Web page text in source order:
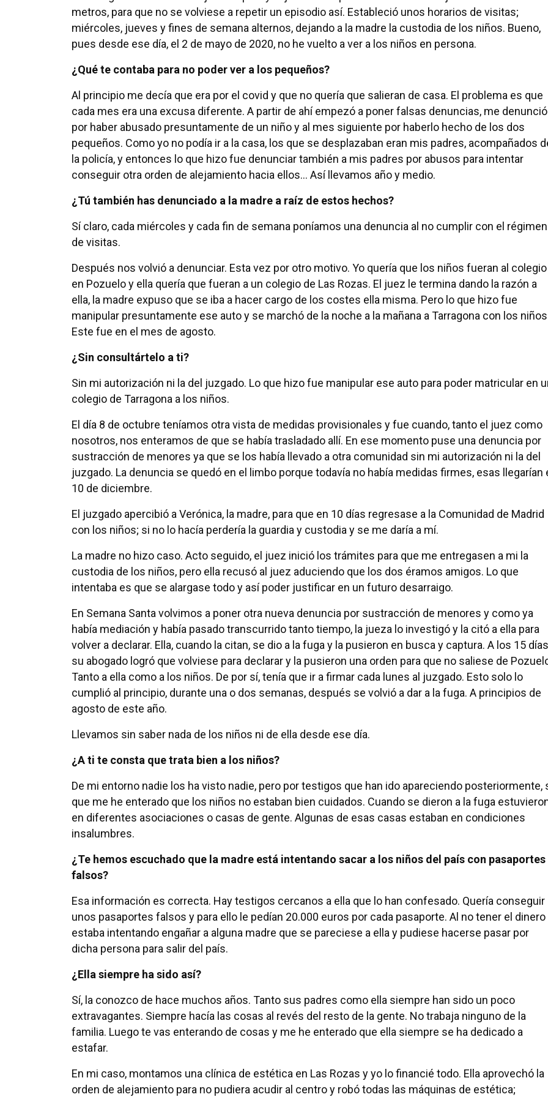
metros, para que no se volviese a repetir un episodio así. Estableció unos horarios de visitas;
miércoles, jueves y fines de semana alternos, dejando a la madre la custodia de los niños. Bueno,
pues desde ese día, el 2 de mayo de 2020, no he vuelto a ver a los niños en persona.
¿Qué te contaba para no poder ver a los pequeños?
Al principio me decía que era por el covid y que no quería que salieran de casa. El problema es que
cada mes era una excusa diferente. A partir de ahí empezó a poner falsas denuncias, me denunció
por haber abusado presuntamente de un niño y al mes siguiente por haberlo hecho de los dos
pequeños. Como yo no podía ir a la casa, los que se desplazaban eran mis padres, acompañados
la policía, y entonces lo que hizo fue denunciar también a mis padres por abusos para intentar
conseguir otra orden de alejamiento hacia ellos… Así llevamos año y medio.
¿Tú también has denunciado a la madre a raíz de estos hechos?
Sí claro, cada miércoles y cada fin de semana poníamos una denuncia al no cumplir con el régimen
de visitas.
Después nos volvió a denunciar. Esta vez por otro motivo. Yo quería que los niños fueran al colegio
en Pozuelo y ella quería que fueran a un colegio de Las Rozas. El juez le termina dando la razón a
ella, la madre expuso que se iba a hacer cargo de los costes ella misma. Pero lo que hizo fue
manipular presuntamente ese auto y se marchó de la noche a la mañana a Tarragona con los
Este fue en el mes de agosto.
¿Sin consultártelo a ti?
Sin mi autorización ni la del juzgado. Lo que hizo fue manipular ese auto para poder matricular en
colegio de Tarragona a los niños.
El día 8 de octubre teníamos otra vista de medidas provisionales y fue cuando, tanto el juez como
nosotros, nos enteramos de que se había trasladado allí. En ese momento puse una denuncia por
sustracción de menores ya que se los había llevado a otra comunidad sin mi autorización ni la del
juzgado. La denuncia se quedó en el limbo porque todavía no había medidas firmes, esas llegarían
10 de diciembre.
El juzgado apercibió a Verónica, la madre, para que en 10 días regresase a la Comunidad de Madrid
con los niños; si no lo hacía perdería la guardia y custodia y se me daría a mí.
La madre no hizo caso. Acto seguido, el juez inició los trámites para que me entregasen a mi la
custodia de los niños, pero ella recusó al juez aduciendo que los dos éramos amigos. Lo que
intentaba es que se alargase todo y así poder justificar en un futuro desarraigo.
En Semana Santa volvimos a poner otra nueva denuncia por sustracción de menores y como ya
había mediación y había pasado transcurrido tanto tiempo, la jueza lo investigó y la citó a ella para
volver a declarar. Ella, cuando la citan, se dio a la fuga y la pusieron en busca y captura. A los 15 días
su abogado logró que volviese para declarar y la pusieron una orden para que no saliese de
Tanto a ella como a los niños. De por sí, tenía que ir a firmar cada lunes al juzgado. Esto solo lo
cumplió al principio, durante una o dos semanas, después se volvió a dar a la fuga. A principios de
agosto de este año.
Llevamos sin saber nada de los niños ni de ella desde ese día.
¿A ti te consta que trata bien a los niños?
De mi entorno nadie los ha visto nadie, pero por testigos que han ido apareciendo posteriormente,
que me he enterado que los niños no estaban bien cuidados. Cuando se dieron a la fuga
en diferentes asociaciones o casas de gente. Algunas de esas casas estaban en condiciones
insalumbres.
¿Te hemos escuchado que la madre está intentando sacar a los niños del país con pasaportes
falsos?
Esa información es correcta. Hay testigos cercanos a ella que lo han confesado. Quería conseguir
unos pasaportes falsos y para ello le pedían 20.000 euros por cada pasaporte. Al no tener el dinero
estaba intentando engañar a alguna madre que se pareciese a ella y pudiese hacerse pasar por
dicha persona para salir del país.
¿Ella siempre ha sido así?
Sí, la conozco de hace muchos años. Tanto sus padres como ella siempre han sido un poco
extravagantes. Siempre hacía las cosas al revés del resto de la gente. No trabaja ninguno de la
familia. Luego te vas enterando de cosas y me he enterado que ella siempre se ha dedicado a
estafar.
En mi caso, montamos una clínica de estética en Las Rozas y yo lo financié todo. Ella aprovechó la
orden de alejamiento para no pudiera acudir al centro y robó todas las máquinas de estética;